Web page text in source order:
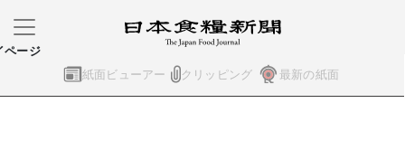
紙面ビューアー クリッピング 最新の紙面
ページ